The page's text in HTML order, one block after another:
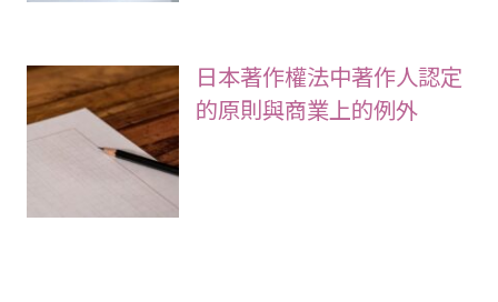
日本著作權法中著作人認定
的原則與商業上的例外